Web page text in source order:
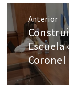
Anterior
Escuela
Coronel